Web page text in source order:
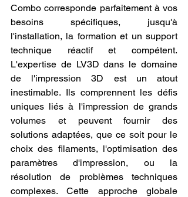
Combo corresponde parfaitement à vos
besoins spécifiques, jusqu'à
l'installation, la formation et un support
technique réactif et compétent.
L'expertise de LV3D dans le domaine
de l'impression 3D est un atout
inestimable. Ils comprennent les défis
uniques liés à l'impression de grands
volumes et peuvent fournir des
solutions adaptées, que ce soit pour le
choix des filaments, l'optimisation des
paramètres d'impression, ou la
résolution de problèmes techniques
complexes. Cette approche globale